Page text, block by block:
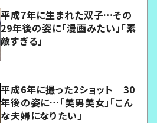
平成7年に生まれた双子…その
29年後の姿に「漫画みたい」「素
敵すぎる」
平成6年に撮った2ショット 30
年後の姿に…「美男美女」「こん
な夫婦になりたい」